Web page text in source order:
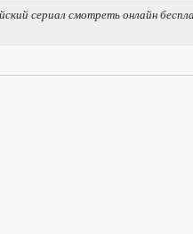
сериал смотреть онлайн